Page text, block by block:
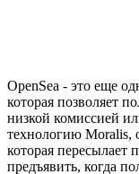
OpenSea - это еще
которая позволяет
низкой комиссией
технологию Moralis,
которая пересылает
предъявить, когда